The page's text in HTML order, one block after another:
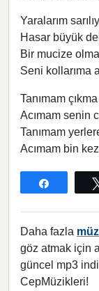
Yaralarım
Hasar büyük
Bir mucize
Seni kollarıma
Tanımam
Acımam senin
Tanımam
Acımam bin
Daha fazla
göz atmak için
güncel mp3
CepMüzikleri!